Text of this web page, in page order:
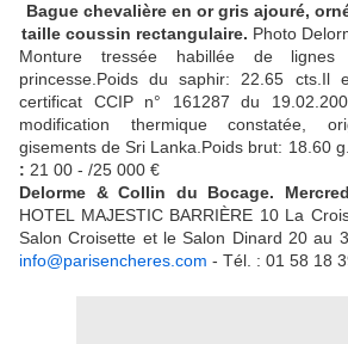
Bague chevalière en or gris ajouré,
taille coussin rectangulaire. Photo
Monture tressée habillée de
princesse.Poids du saphir: 22.65 cts.Il
certificat CCIP n° 161287 du
modification thermique constatée,
gisements de Sri Lanka.Poids brut: 18.60
: 21 00 - /25 000 €
Delorme & Collin du Bocage.
HOTEL MAJESTIC BARRIÈRE 10 La
Salon Croisette et le Salon Dinard 20 au
info@parisencheres.com - Tél. : 01 58 18